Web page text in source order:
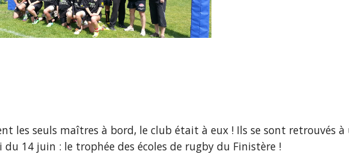
les seuls maîtres à bord, le club était à eux ! Ils se sont retrouvés
14 juin : le trophée des écoles de rugby du Finistère !